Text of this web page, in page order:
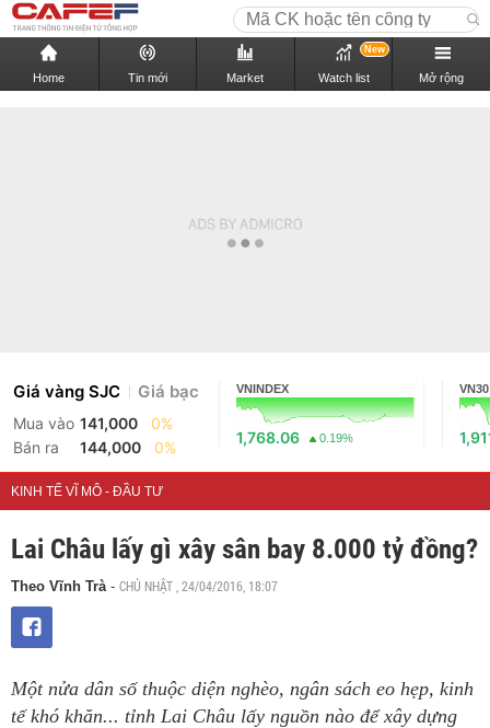
Home Tin mới Market Watch list
New
Mở rộng
Giá vàng SJC Giá bạc
Mua vào 141,000
0%
Bán ra
144,000 0%
VNINDEX
1,768.06 0.19%
VN30
KINH TẾ VĨ MÔ - ĐẦU TƯ
Lai Châu lấy gì xây sân bay 8.000 tỷ đồng?
Theo Vĩnh Trà- CHỦ NHẬT , 24/04/2016, 18:07
Một nửa dân số thuộc diện nghèo, ngân sách eo hẹp, kinh
tế khó khăn... tỉnh Lai Châu lấy nguồn nào để xây dựng